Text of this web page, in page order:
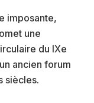
imposante,
une
du IXe
ancien forum
siècles.